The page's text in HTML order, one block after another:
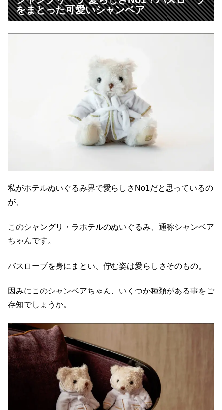
をまとった可愛いシャンベア
私がホテルぬいぐるみ界で愛らしさNo1だと思っているの
が、
このシャングリ・ラホテルのぬいぐるみ、通称シャンベア
ちゃんです。
バスローブを身にまとい、佇む姿は愛らしさそのもの。
因みにこのシャンベアちゃん、いくつか種類がある事をご
存知でしょうか。